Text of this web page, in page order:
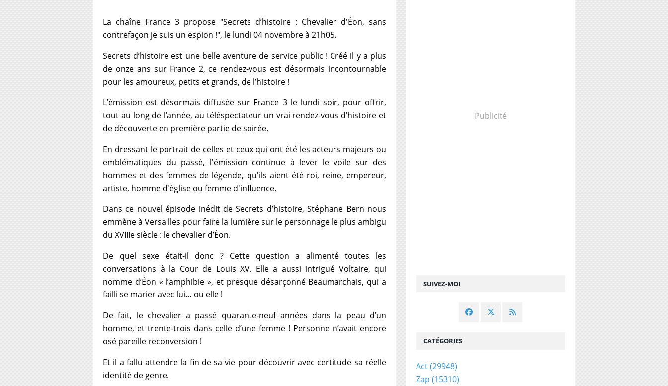
La chaîne France 3 propose "Secrets d’histoire : Chevalier d'Éon, sans
contrefaçon je suis un espion !", le lundi 04 novembre à 21h05.
Secrets d’histoire est une belle aventure de service public ! Créé il y a plus
de onze ans sur France 2, ce rendez-vous est désormais incontournable
pour les amoureux, petits et grands, de l’histoire !
L’émission est désormais diffusée sur France 3 le lundi soir, pour offrir,
tout au long de l’année, au téléspectateur un vrai rendez-vous d’histoire et
de découverte en première partie de soirée.
En dressant le portrait de celles et ceux qui ont été les acteurs majeurs ou
emblématiques du passé, l'émission continue à lever le voile sur des
hommes et des femmes de légende, qu'ils aient été roi, reine, empereur,
artiste, homme d'église ou femme d'influence.
Dans ce nouvel épisode inédit de Secrets d’histoire, Stéphane Bern nous
emmène à Versailles pour faire la lumière sur le personnage le plus ambigu
du XVIIIe siècle : le chevalier d’Éon.
De quel sexe était-il donc ? Cette question a alimenté toutes les
conversations à la Cour de Louis XV. Elle a aussi intrigué Voltaire, qui
nomme d’Éon « l’amphibie », et presque désarçonné Beaumarchais, qui a
failli se marier avec lui… ou elle !
De fait, le chevalier a passé quarante-neuf années dans la peau d’un
homme, et trente-trois dans celle d’une femme ! Personne n’avait encore
osé pareille reconversion !
Et il a fallu attendre la fin de sa vie pour découvrir avec certitude sa réelle
identité de genre.
SUIVEZ-MOI
Publicité
CATÉGORIES
Act(29948)
Zap (15310)